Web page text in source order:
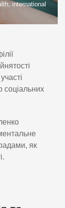
international
соціальних
як